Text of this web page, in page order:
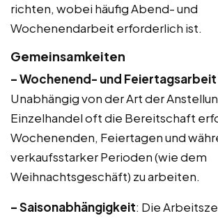
richten, wobei häufig Abend- und
Wochenendarbeit erforderlich ist.
Gemeinsamkeiten
– Wochenend- und
Unabhängig von der Art der
Einzelhandel oft die Bereitschaft
Wochenenden, Feiertagen und
verkaufsstarker Perioden (wie dem
Weihnachtsgeschäft) zu arbeiten.
– Saisonabhängigkeit: Die